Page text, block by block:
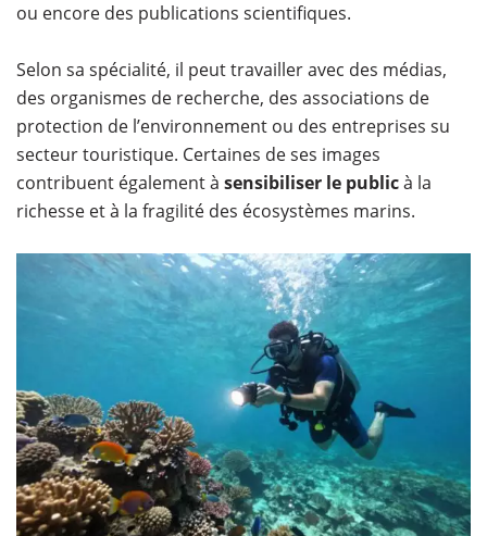
ou encore des publications scientifiques.
Selon sa spécialité, il peut travailler avec des médias,
des organismes de recherche, des associations de
protection de l’environnement ou des entreprises su
secteur touristique. Certaines de ses images
contribuent également à sensibiliser le publicà la
richesse et à la fragilité des écosystèmes marins.